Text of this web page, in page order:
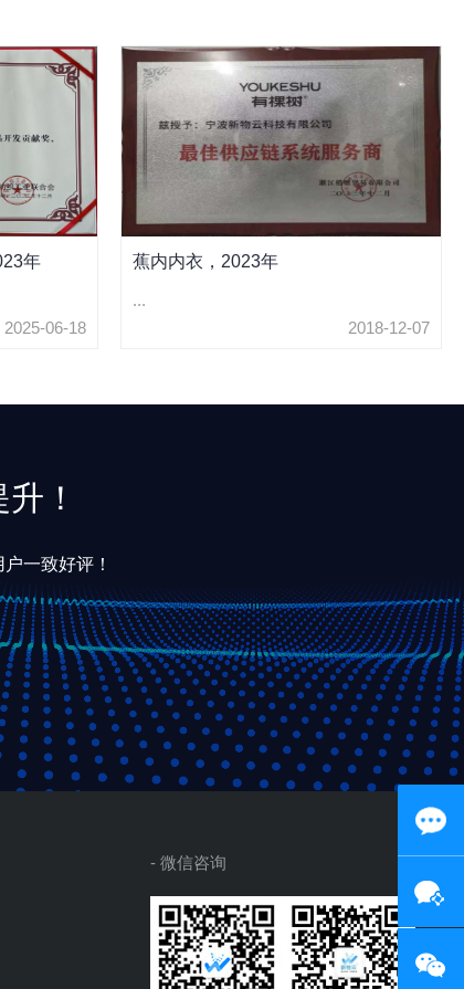
年
2025-06-18
蕉内内衣，2023年
...
2018-12-07
！
一致好评！
- 微信咨询